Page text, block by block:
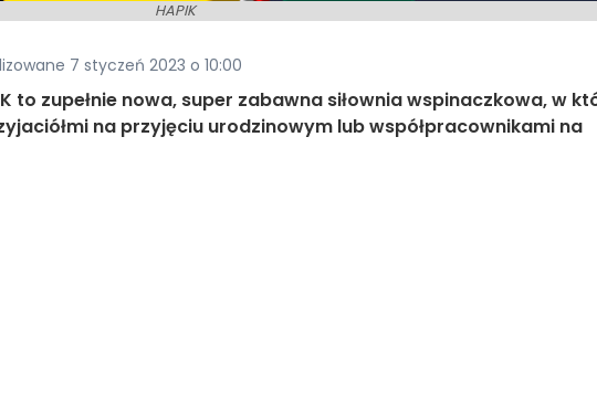
HAPIK
7 styczeń 2023 o 10:00
to zupełnie nowa, super zabawna siłownia wspinaczkowa, w
na przyjęciu urodzinowym lub współpracownikami na